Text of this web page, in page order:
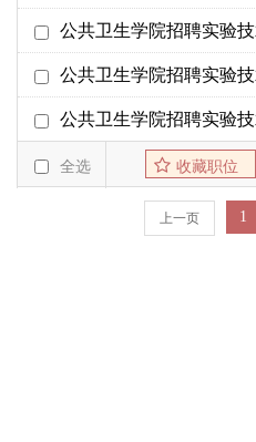
20年01月15日 12-11
公共卫生学院
19年01月31日 12-13
公共卫生学院招聘实验
公共卫生学院
18年02月10日 12-21
公共卫生学院招聘实验
公共卫生学院
17年04月20日 04-11
公共卫生学院招聘实验
公共卫生学院
17年02月28日 12-15
全选 收藏职位
上一页 1